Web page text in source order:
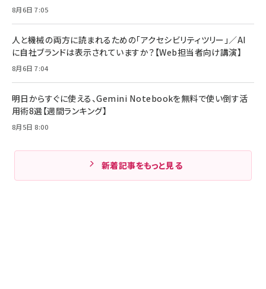
8月6日 7:05
人と機械の両方に読まれるための「アクセシビリティツリー」／AI
に自社ブランドは表示されていますか？【Web担当者向け講演】
8月6日 7:04
明日からすぐに使える、Gemini Notebookを無料で使い倒す活
用術8選【週間ランキング】
8月5日 8:00
新着記事をもっと見る